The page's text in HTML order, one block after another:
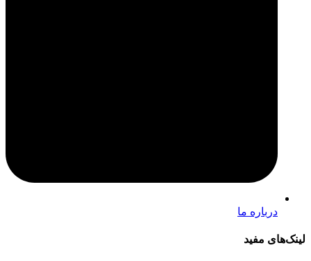
درباره ما
لینک‌های مفید